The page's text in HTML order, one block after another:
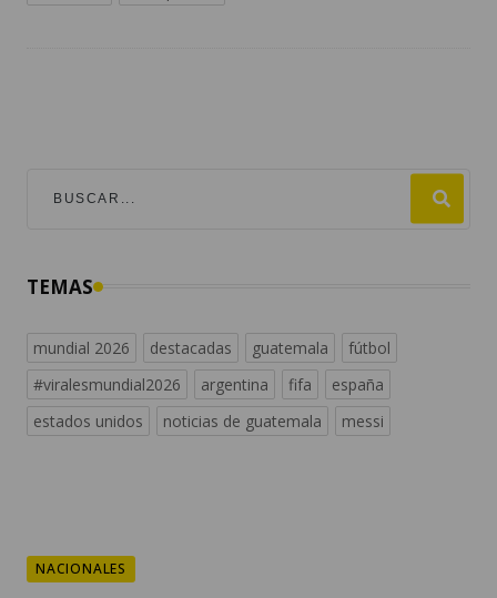
TEMAS
mundial 2026 destacadas guatemala
fútbol
#viralesmundial2026
argentina fifa
españa
estados unidos
noticias de guatemala messi
NACIONALES